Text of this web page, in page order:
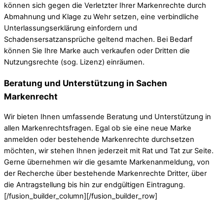
können sich gegen die Verletzter Ihrer Markenrechte durch
Abmahnung und Klage zu Wehr setzen, eine verbindliche
Unterlassungserklärung einfordern und
Schadensersatzansprüche geltend machen. Bei Bedarf
können Sie Ihre Marke auch verkaufen oder Dritten die
Nutzungsrechte (sog. Lizenz) einräumen.
Beratung und Unterstützung in Sachen
Markenrecht
Wir bieten Ihnen umfassende Beratung und Unterstützung in
allen Markenrechtsfragen. Egal ob sie eine neue Marke
anmelden oder bestehende Markenrechte durchsetzen
möchten, wir stehen Ihnen jederzeit mit Rat und Tat zur Seite.
Gerne übernehmen wir die gesamte Markenanmeldung, von
der Recherche über bestehende Markenrechte Dritter, über
die Antragstellung bis hin zur endgültigen Eintragung.
[/fusion_builder_column][/fusion_builder_row]